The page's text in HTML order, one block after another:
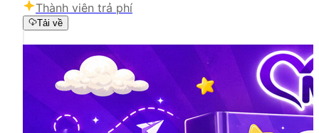
Thành viên trả phí
Tải về